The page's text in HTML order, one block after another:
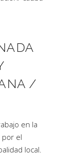
/
en la
por el
local.